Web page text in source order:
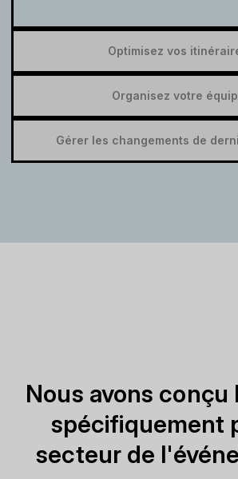
Optimisez vos
Organisez votre
Gérer les changements de
Nous avons conçu
spécifiquement
secteur de